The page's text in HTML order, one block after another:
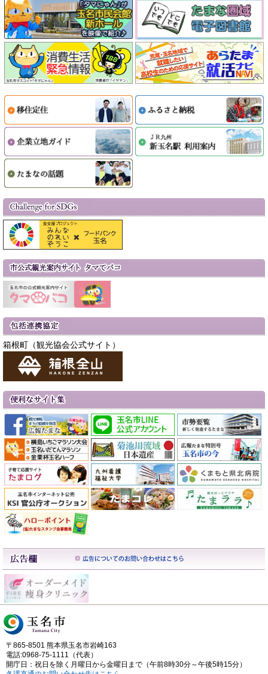
箱根町（観光協会公式サイト）
〒865-8501 熊本県玉名市岩崎163
電話:0968-75-1111（代表）
開庁日：祝日を除く月曜日から金曜日まで（午前8時30分～午後5時15分）